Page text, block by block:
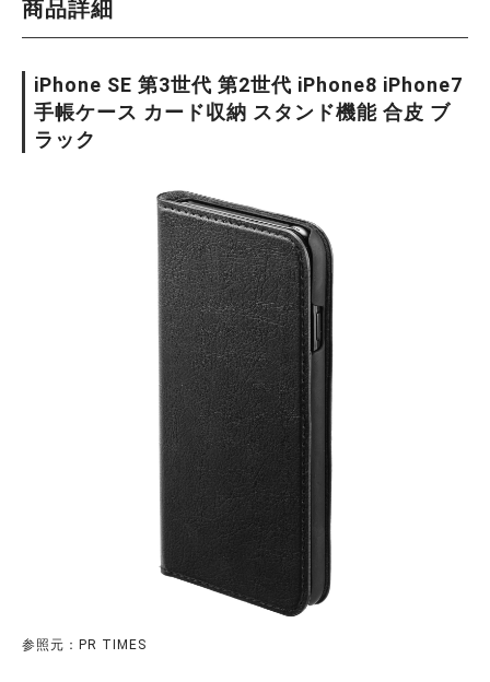
商品詳細
iPhone SE 第3世代 第2世代 iPhone8 iPhone7
手帳ケース カード収納 スタンド機能 合皮 ブ
ラック
参照元：PR TIMES